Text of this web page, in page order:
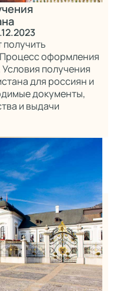
получить
оформления
получения
для россиян и
документы,
и выдачи